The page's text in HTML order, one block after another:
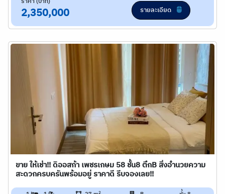
2,350,000 รายละเอียด
ขาย ให้เช่า!! ดิออสก้า เพชรเกษม 58 ชั้น8 ตึกB สิ่งอำนวยความ
สะดวกครบครันพร้อมอยู่ ราคาดี รีบจองเลย!!
2